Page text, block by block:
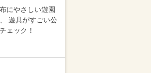
にやさしい遊園
遊具がすごい公
ェック！